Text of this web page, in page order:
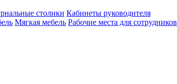
столики Кабинеты руководителя
Мягкая мебель Рабочие места для сотрудников